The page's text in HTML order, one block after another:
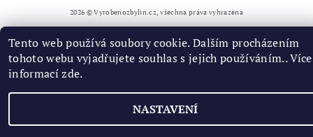
2026 © Vyrobenozbylin.cz, všechna práva vyhrazena
Vytvořil Shoptet
Tento web používá soubory cookie. Dalším procházením
tohoto webu vyjadřujete souhlas s jejich používáním.. Více
informacízde.
NASTAVENÍ